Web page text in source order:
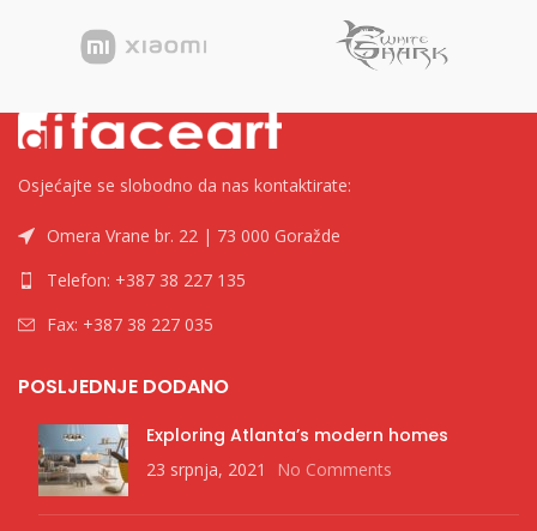
Osjećajte se slobodno da nas kontaktirate:
Omera Vrane br. 22 | 73 000 Goražde
Telefon: +387 38 227 135
Fax: +387 38 227 035
POSLJEDNJE DODANO
Exploring Atlanta’s modern homes
23 srpnja, 2021 No Comments